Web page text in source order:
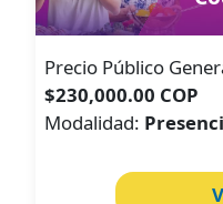
Precio Público
$230,000.00 COP
Modalidad: